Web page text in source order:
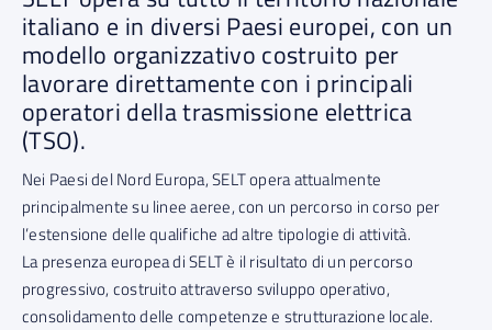
italiano e in diversi Paesi europei, con un
modello organizzativo costruito per
lavorare direttamente con i principali
operatori della trasmissione elettrica
(TSO).
Nei Paesi del Nord Europa, SELT opera attualmente
principalmente su linee aeree, con un percorso in corso per
l’estensione delle qualifiche ad altre tipologie di attività.
La presenza europea di SELT è il risultato di un percorso
progressivo, costruito attraverso sviluppo operativo,
consolidamento delle competenze e strutturazione locale.